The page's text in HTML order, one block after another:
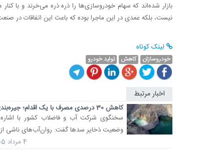
بازار شده‌اند که سهام خودروسازی‌ها را ذره ذره می‌خرند و با
نیست، بلکه عمدی در این ماجرا بوده که باعث این اتفاقات در
لینک کوتاه
خودروسازان کاهش تولید خودرو
اخبار مرتبط
کاهش 30 درصدی مصرف با یک اقدام؛ جیره‌بندی آب...
سخنگوی شرکت آب و فاضلاب کشور با
وضعیت ذخایر سدها گفت: روان‌آب‌های ناشی
4 مرداد 1405